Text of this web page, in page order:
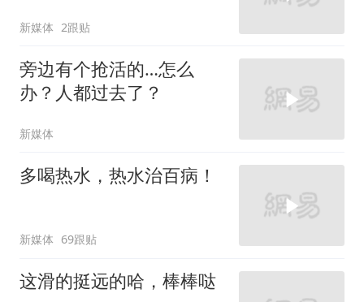
新媒体 2跟贴
旁边有个抢活的…怎么
办？人都过去了？
新媒体
多喝热水，热水治百病！
新媒体 69跟贴
这滑的挺远的哈，棒棒哒